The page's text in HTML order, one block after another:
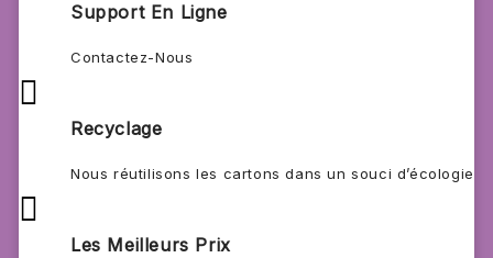
Support En Ligne
Contactez-Nous

Recyclage
Nous réutilisons les cartons dans un souci d’écologie

Les Meilleurs Prix